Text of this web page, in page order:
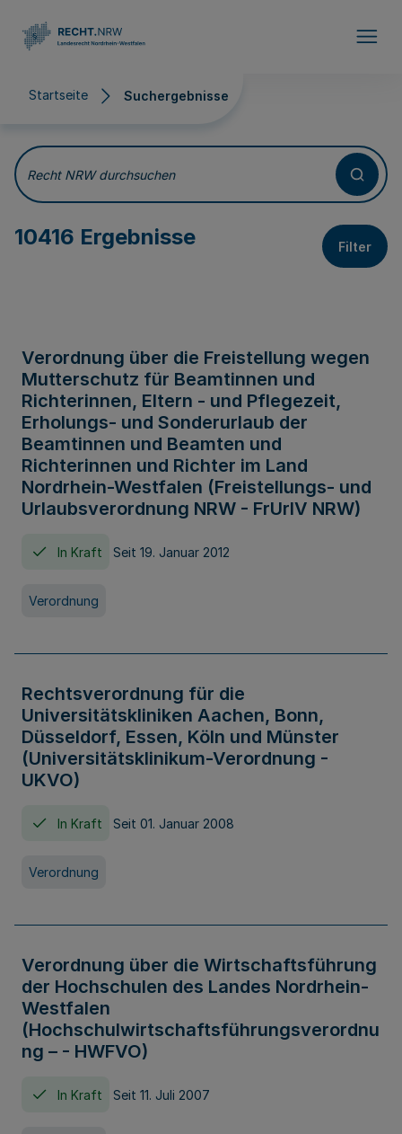
Startseite Suchergebnisse
Suchergebnisse
Recht NRW durchsuchen
10416 Ergebnisse Filter
Verordnung über die Freistellung wegen
Mutterschutz für Beamtinnen und
Richterinnen, Eltern - und Pflegezeit,
Erholungs- und Sonderurlaub der
Beamtinnen und Beamten und
Richterinnen und Richter im Land
Nordrhein-Westfalen (Freistellungs- und
Urlaubsverordnung NRW - FrUrlV NRW)
In Kraft Seit 19. Januar 2012
Verordnung
Rechtsverordnung für die
Universitätskliniken Aachen, Bonn,
Düsseldorf, Essen, Köln und Münster
(Universitätsklinikum-Verordnung -
UKVO)
In Kraft Seit 01. Januar 2008
Verordnung
Verordnung über die Wirtschaftsführung
der Hochschulen des Landes Nordrhein-
Westfalen
(Hochschulwirtschaftsführungsverordnu
ng – - HWFVO)
In Kraft Seit 11. Juli 2007